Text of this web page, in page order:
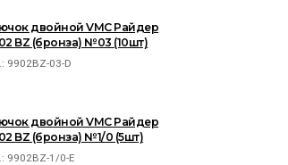
двойной VMC Райдер
BZ (бронза) №03 (10шт)
9902BZ-03-D
двойной VMC Райдер
BZ (бронза) №1/0 (5шт)
9902BZ-1/0-E